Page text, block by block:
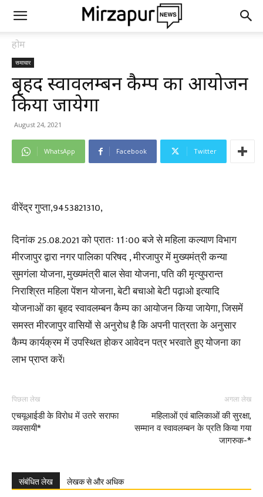
होम
समाचार
बृहद स्वावलम्बन कैम्प का आयोजन
किया जायेगा
August 24, 2021
WhatsApp Facebook Twitter
वीरेंद्र गुप्ता,9453821310,
दिनांक 25.08.2021 को प्रातः 11ः00 बजे से महिला कल्याण विभाग
मीरजापुर द्वारा नगर पालिका परिषद , मीरजापुर में मुख्यमंत्री कन्या
सुमगंला योजना, मुख्यमंत्री बाल सेवा योजना, पति की मृत्युपरान्त
निराश्रित महिला पेंशन योजना, बेटी बचाओ बेटी पढ़ाओ इत्यादि
योजनाओं का बृहद स्वावलम्बन कैम्प का आयोजन किया जायेगा, जिसमें
समस्त मीरजापुर वासियों से अनुरोध है कि अपनी पात्रता के अनुसार
कैम्प कार्यक्रम में उपस्थित होकर आवेदन पत्र भरवाते हुए योजना का
लाभ प्राप्त करें।
पिछला लेख
एचयूआईडी के विरोध में उतरे सराफा
व्यवसायी*
अगला लेख
महिलाओं एवं बालिकाओं की सुरक्षा,
सम्मान व स्वावलम्बन के प्रति किया गया
जागरुक-*
संबंधित लेख लेखक से और अधिक